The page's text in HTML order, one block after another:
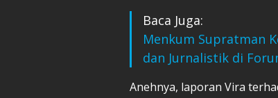
Baca Juga:
Menkum Supratman
dan Jurnalistik di
Anehnya, laporan Vira